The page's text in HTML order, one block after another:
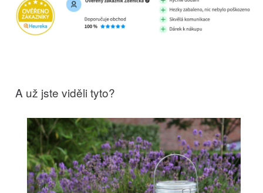
A už jste viděli tyto?